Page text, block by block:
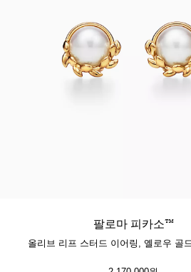
팔로마 피카소™
올리브 리프 스터드 이어링, 옐로우 골